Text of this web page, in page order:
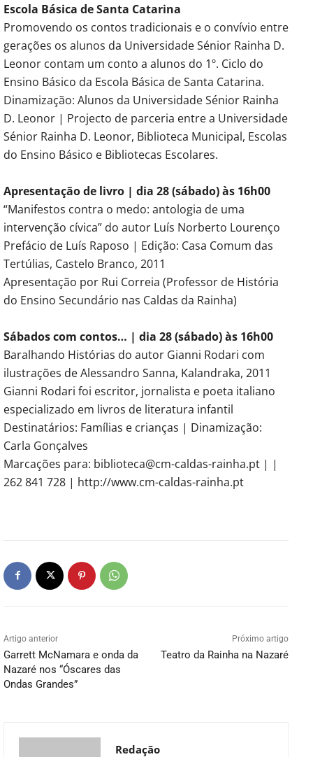
Escola Básica de Santa Catarina
Promovendo os contos tradicionais e o convívio entre
gerações os alunos da Universidade Sénior Rainha D.
Leonor contam um conto a alunos do 1º. Ciclo do
Ensino Básico da Escola Básica de Santa Catarina.
Dinamização: Alunos da Universidade Sénior Rainha
D. Leonor | Projecto de parceria entre a Universidade
Sénior Rainha D. Leonor, Biblioteca Municipal, Escolas
do Ensino Básico e Bibliotecas Escolares.
Apresentação de livro | dia 28 (sábado) às 16h00
“Manifestos contra o medo: antologia de uma
intervenção cívica” do autor Luís Norberto Lourenço
Prefácio de Luís Raposo | Edição: Casa Comum das
Tertúlias, Castelo Branco, 2011
Apresentação por Rui Correia (Professor de História
do Ensino Secundário nas Caldas da Rainha)
Sábados com contos… | dia 28 (sábado) às 16h00
Baralhando Histórias do autor Gianni Rodari com
ilustrações de Alessandro Sanna, Kalandraka, 2011
Gianni Rodari foi escritor, jornalista e poeta italiano
especializado em livros de literatura infantil
Destinatários: Famílias e crianças | Dinamização:
Carla Gonçalves
Marcações para: biblioteca@cm-caldas-rainha.pt | |
262 841 728 | http://www.cm-caldas-rainha.pt
Artigo anterior
Garrett McNamara e onda da
Nazaré nos “Óscares das
Ondas Grandes”
Próximo artigo
Teatro da Rainha na Nazaré
Redação